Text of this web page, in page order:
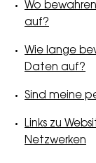
Wo
auf?
Wie lange
Daten auf?
Sind meine
Links zu
Netzwerken